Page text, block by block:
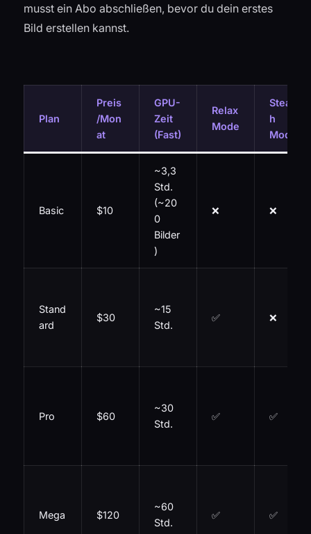
musst ein Abo abschließen, bevor du dein erstes
Bild erstellen kannst.
Plan
Preis
/Mon
at
GPU-
Zeit
(Fast)
Relax
Mode
Stealt
h
Mode
Basic $10
~3,3
Std.
(~20
0
Bilder
)
❌ ❌
Stand
ard
$30
~15
Std.
✅ ❌
Pro $60
~30
Std.
✅ ✅
Mega $120
~60
Std.
✅ ✅